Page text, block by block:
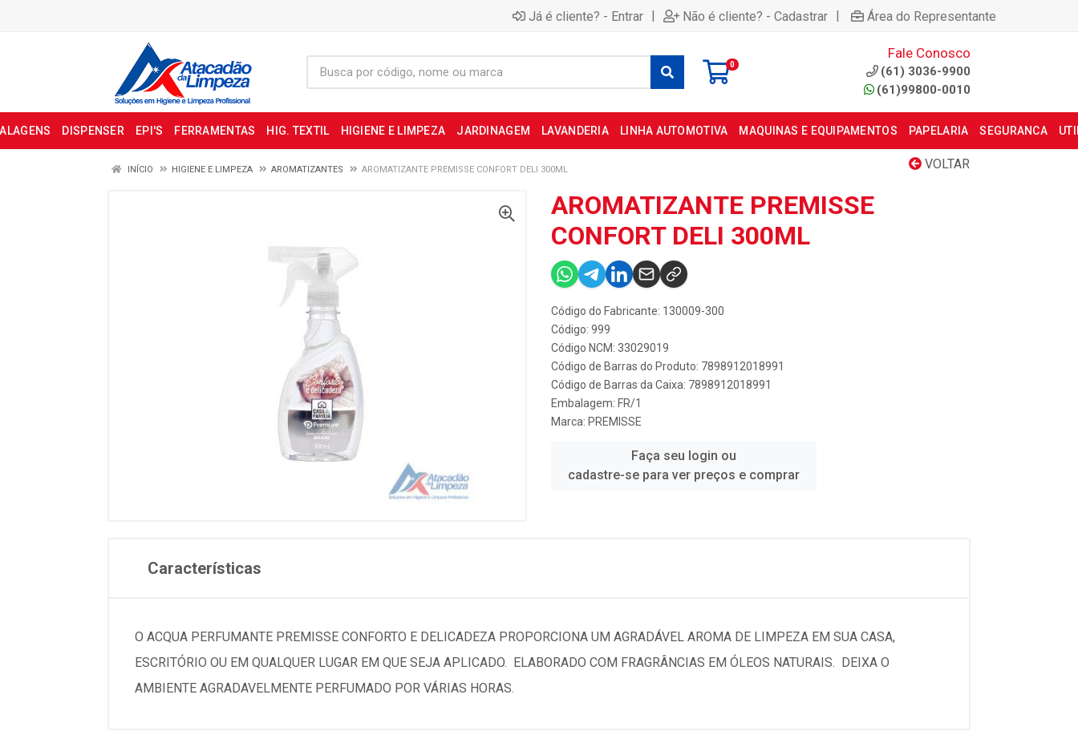
Já é cliente? - Entrar | Não é cliente? - Cadastrar | Área do Representante
0
Fale Conosco
(61) 3036-9900
(61)99800-0010
DISPENSER EPI'S FERRAMENTAS HIG. TEXTIL HIGIENE E LIMPEZA JARDINAGEM LAVANDERIA LINHA AUTOMOTIVA MAQUINAS E EQUIPAMENTOS PAPELARIA SEGURANCA
VOLTAR
INÍCIO HIGIENE E LIMPEZA AROMATIZANTES AROMATIZANTE PREMISSE CONFORT DELI 300ML
AROMATIZANTE PREMISSE
CONFORT DELI 300ML
Código do Fabricante: 130009-300
Código: 999
Código NCM: 33029019
Código de Barras do Produto: 7898912018991
Código de Barras da Caixa: 7898912018991
Embalagem: FR/1
Marca: PREMISSE
Faça seu login ou
cadastre-se para ver preços e comprar
Características
O ACQUA PERFUMANTE PREMISSE CONFORTO E DELICADEZA PROPORCIONA UM AGRADÁVEL AROMA DE LIMPEZA EM SUA CASA,
ESCRITÓRIO OU EM QUALQUER LUGAR EM QUE SEJA APLICADO.  ELABORADO COM FRAGRÂNCIAS EM ÓLEOS NATURAIS.  DEIXA O
AMBIENTE AGRADAVELMENTE PERFUMADO POR VÁRIAS HORAS.